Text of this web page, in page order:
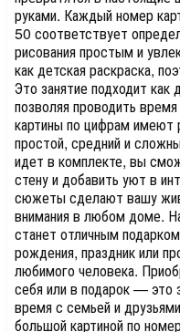
руками. Каждый номер
50 соответствует
рисования простым и
как детская раскраска,
Это занятие подходит
позволяя проводить
картины по цифрам имеют
простой, средний и
идет в комплекте, вы
стену и добавить уют в
сюжеты сделают вашу
внимания в любом доме.
станет отличным
рождения, праздник или
любимого человека.
себя или в подарок — это
время с семьей и
большой картиной по